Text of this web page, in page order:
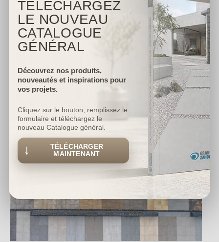
Voir les 12 espaces
d'exposition STONE CITY
TÉLÉCHARGEZ
LE NOUVEAU
CATALOGUE
GÉNÉRAL
Découvrez nos produits,
nouveautés et inspirations pour
vos projets.
Cliquez sur le bouton, remplissez le
formulaire et téléchargez le
nouveau Catalogue général.
↓
TÉLÉCHARGER
MAINTENANT